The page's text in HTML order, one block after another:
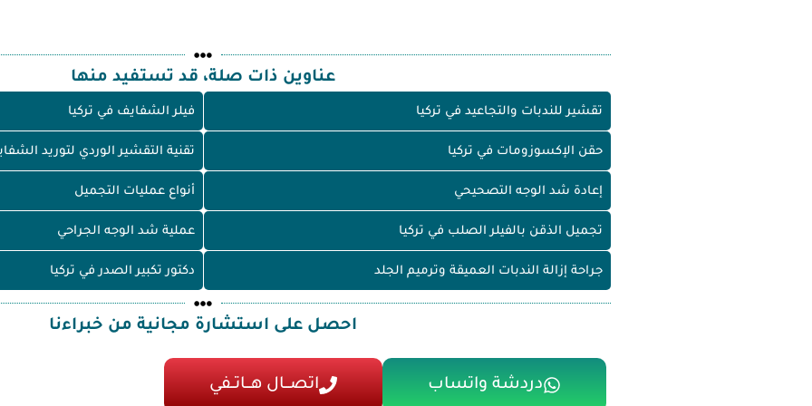
عناوين ذات صلة، قد تستفيد منها
تقشير للندبات والتجاعيد في تركيا فيلر الشفايف في تركيا
حقن الإكسوزومات في تركيا تقنية التقشير الوردي لتوريد
إعادة شد الوجه التصحيحي أنواع عمليات التجميل
تجميل الذقن بالفيلر الصلب في تركيا عملية شد الوجه الجراحي
جراحة إزالة الندبات العميقة وترميم الجلد دكتور تكبير الصدر في تركيا
احصل على استشارة مجانية من خبراءنا
دردشة واتساب اتصـــال هـــاتــفي